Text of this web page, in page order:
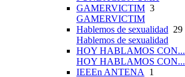
GAMERVICTIM 3
GAMERVICTIM
Hablemos de sexualidad 29
Hablemos de sexualidad
HOY HABLAMOS CON...
HOY HABLAMOS CON...
IEEEn ANTENA
1